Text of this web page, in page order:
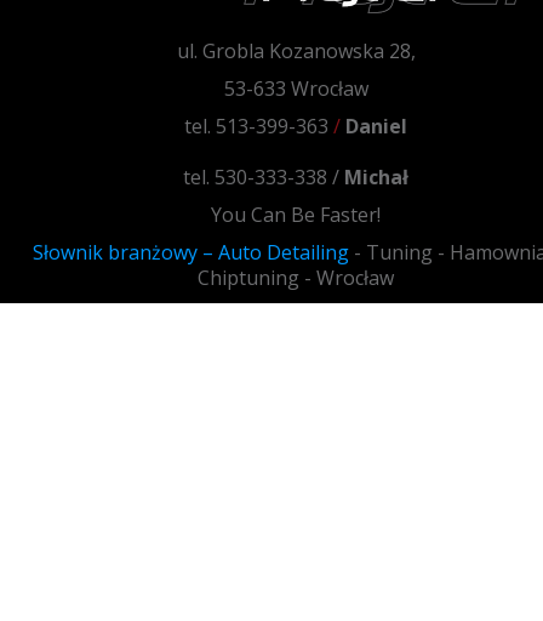
ul. Grobla Kozanowska 28,
53-633 Wrocław
tel. 513-399-363 / Daniel
tel. 530-333-338 / Michał
You Can Be Faster!
Słownik branżowy – Auto Detailing - Tuning -
Chiptuning - Wrocław